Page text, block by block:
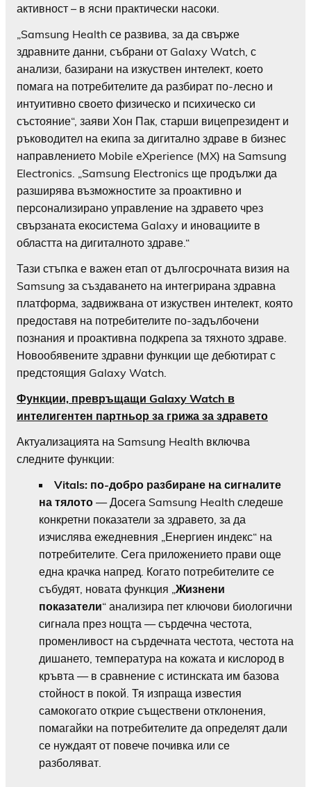
активност – в ясни практически насоки.
„Samsung Health се развива, за да свърже
здравните данни, събрани от Galaxy Watch, с
анализи, базирани на изкуствен интелект, което
помага на потребителите да разбират по-лесно и
интуитивно своето физическо и психическо си
състояние“, заяви Хон Пак, старши вицепрезидент и
ръководител на екипа за дигитално здраве в бизнес
направлението Mobile eXperience (MX) на Samsung
Electronics. „Samsung Electronics ще продължи да
разширява възможностите за проактивно и
персонализирано управление на здравето чрез
свързаната екосистема Galaxy и иновациите в
областта на дигиталното здраве.“
Тази стъпка е важен етап от дългосрочната визия на
Samsung за създаването на интегрирана здравна
платформа, задвижвана от изкуствен интелект, която
предоставя на потребителите по-задълбочени
познания и проактивна подкрепа за тяхното здраве.
Новообявените здравни функции ще дебютират с
предстоящия Galaxy Watch.
Функции, превръщащи Galaxy Watch в
интелигентен партньор за грижа за здравето
Актуализацията на Samsung Health включва
следните функции:
Vitals: по-добро разбиране на сигналите
на тялото — Досега Samsung Health следеше
конкретни показатели за здравето, за да
изчислява ежедневния „Енергиен индекс“ на
потребителите. Сега приложението прави още
една крачка напред. Когато потребителите се
събудят, новата функция „ Жизнени
показатели“ анализира пет ключови биологични
сигнала през нощта — сърдечна честота,
променливост на сърдечната честота, честота на
дишането, температура на кожата и кислород в
кръвта — в сравнение с истинската им базова
стойност в покой. Тя изпраща известия
самокогато открие съществени отклонения,
помагайки на потребителите да определят дали
се нуждаят от повече почивка или се
разболяват.